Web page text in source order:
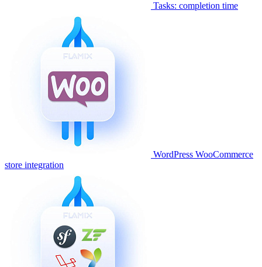
Tasks: completion time
WordPress WooCommerce
store integration